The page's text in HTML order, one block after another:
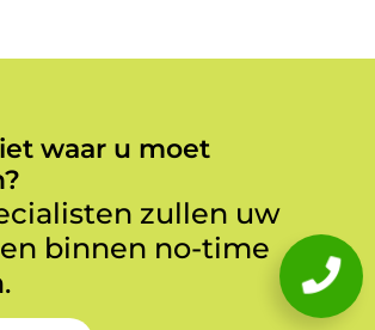
waar u moet
zullen uw
binnen no-time